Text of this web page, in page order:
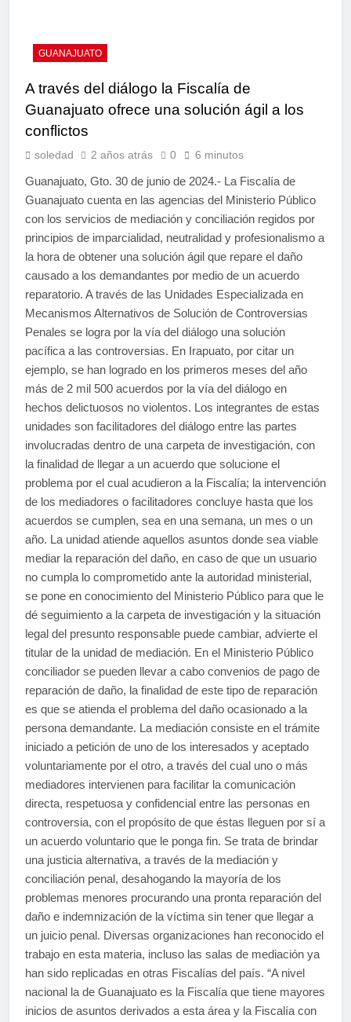
GUANAJUATO
A través del diálogo la Fiscalía de
Guanajuato ofrece una solución ágil a los
conflictos
soledad 2 años atrás 0 6 minutos
Guanajuato, Gto. 30 de junio de 2024.- La Fiscalía de
Guanajuato cuenta en las agencias del Ministerio Público
con los servicios de mediación y conciliación regidos por
principios de imparcialidad, neutralidad y profesionalismo a
la hora de obtener una solución ágil que repare el daño
causado a los demandantes por medio de un acuerdo
reparatorio. A través de las Unidades Especializada en
Mecanismos Alternativos de Solución de Controversias
Penales se logra por la vía del diálogo una solución
pacífica a las controversias. En Irapuato, por citar un
ejemplo, se han logrado en los primeros meses del año
más de 2 mil 500 acuerdos por la vía del diálogo en
hechos delictuosos no violentos. Los integrantes de estas
unidades son facilitadores del diálogo entre las partes
involucradas dentro de una carpeta de investigación, con
la finalidad de llegar a un acuerdo que solucione el
problema por el cual acudieron a la Fiscalía; la intervención
de los mediadores o facilitadores concluye hasta que los
acuerdos se cumplen, sea en una semana, un mes o un
año. La unidad atiende aquellos asuntos donde sea viable
mediar la reparación del daño, en caso de que un usuario
no cumpla lo comprometido ante la autoridad ministerial,
se pone en conocimiento del Ministerio Público para que le
dé seguimiento a la carpeta de investigación y la situación
legal del presunto responsable puede cambiar, advierte el
titular de la unidad de mediación. En el Ministerio Público
conciliador se pueden llevar a cabo convenios de pago de
reparación de daño, la finalidad de este tipo de reparación
es que se atienda el problema del daño ocasionado a la
persona demandante. La mediación consiste en el trámite
iniciado a petición de uno de los interesados y aceptado
voluntariamente por el otro, a través del cual uno o más
mediadores intervienen para facilitar la comunicación
directa, respetuosa y confidencial entre las personas en
controversia, con el propósito de que éstas lleguen por sí a
un acuerdo voluntario que le ponga fin. Se trata de brindar
una justicia alternativa, a través de la mediación y
conciliación penal, desahogando la mayoría de los
problemas menores procurando una pronta reparación del
daño e indemnización de la víctima sin tener que llegar a
un juicio penal. Diversas organizaciones han reconocido el
trabajo en esta materia, incluso las salas de mediación ya
han sido replicadas en otras Fiscalías del país. “A nivel
nacional la de Guanajuato es la Fiscalía que tiene mayores
inicios de asuntos derivados a esta área y la Fiscalía con